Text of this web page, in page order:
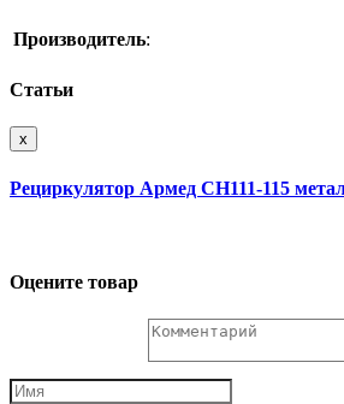
Производитель:
Статьи
x
Рециркулятор Армед СH111-115
Оцените товар